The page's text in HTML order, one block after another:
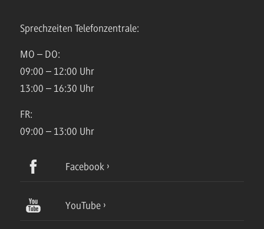
Sprechzeiten Telefonzentrale:
MO – DO:
09:00 – 12:00 Uhr
13:00 – 16:30 Uhr
FR:
09:00 – 13:00 Uhr
Facebook
YouTube